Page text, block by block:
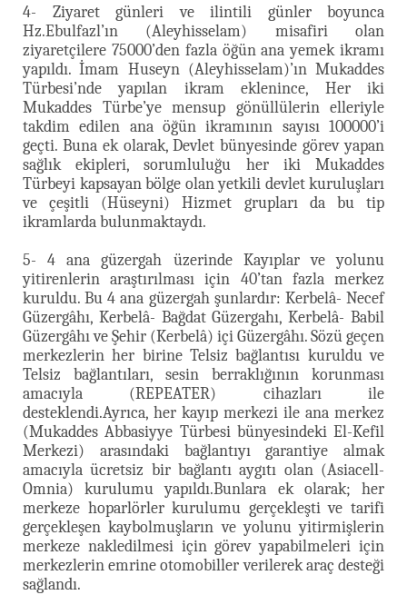
4- Ziyaret günleri ve ilintili günler boyunca
Hz.Ebulfazl’ın (Aleyhisselam) misafiri olan
ziyaretçilere 75000’den fazla öğün ana yemek ikramı
yapıldı. İmam Huseyn (Aleyhisselam)’ın Mukaddes
Türbesi’nde yapılan ikram eklenince, Her iki
Mukaddes Türbe’ye mensup gönüllülerin elleriyle
takdim edilen ana öğün ikramının sayısı 100000’i
geçti. Buna ek olarak, Devlet bünyesinde görev yapan
sağlık ekipleri, sorumluluğu her iki Mukaddes
Türbeyi kapsayan bölge olan yetkili devlet kuruluşları
ve çeşitli (Hüseyni) Hizmet grupları da bu tip
ikramlarda bulunmaktaydı.
5- 4 ana güzergah üzerinde Kayıplar ve yolunu
yitirenlerin araştırılması için 40’tan fazla merkez
kuruldu. Bu 4 ana güzergah şunlardır: Kerbelâ- Necef
Güzergâhı, Kerbelâ- Bağdat Güzergahı, Kerbelâ- Babil
Güzergâhı ve Şehir (Kerbelâ) içi Güzergâhı. Sözü geçen
merkezlerin her birine Telsiz bağlantısı kuruldu ve
Telsiz bağlantıları, sesin berraklığının korunması
amacıyla (REPEATER) cihazları ile
desteklendi.Ayrıca, her kayıp merkezi ile ana merkez
(Mukaddes Abbasiyye Türbesi bünyesindeki El-Kefil
Merkezi) arasındaki bağlantıyı garantiye almak
amacıyla ücretsiz bir bağlantı aygıtı olan (Asiacell-
Omnia) kurulumu yapıldı.Bunlara ek olarak; her
merkeze hoparlörler kurulumu gerçekleşti ve tarifi
gerçekleşen kaybolmuşların ve yolunu yitirmişlerin
merkeze nakledilmesi için görev yapabilmeleri için
merkezlerin emrine otomobiller verilerek araç desteği
sağlandı.